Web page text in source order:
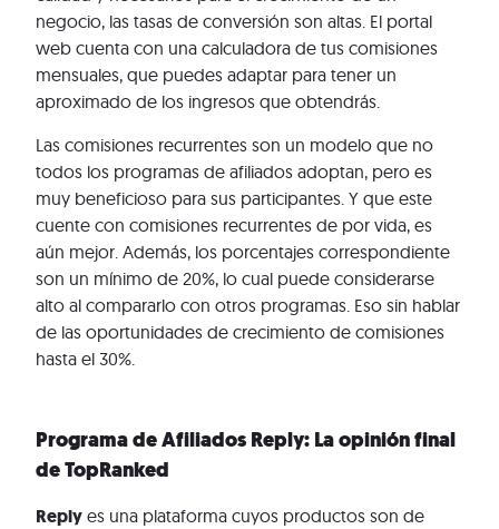
negocio, las tasas de conversión son altas. El portal
web cuenta con una calculadora de tus comisiones
mensuales, que puedes adaptar para tener un
aproximado de los ingresos que obtendrás.
Las comisiones recurrentes son un modelo que no
todos los programas de afiliados adoptan, pero es
muy beneficioso para sus participantes. Y que este
cuente con comisiones recurrentes de por vida, es
aún mejor. Además, los porcentajes correspondiente
son un mínimo de 20%, lo cual puede considerarse
alto al compararlo con otros programas. Eso sin hablar
de las oportunidades de crecimiento de comisiones
hasta el 30%.
Programa de Afiliados Reply: La opinión final
de TopRanked
Reply es una plataforma cuyos productos son de